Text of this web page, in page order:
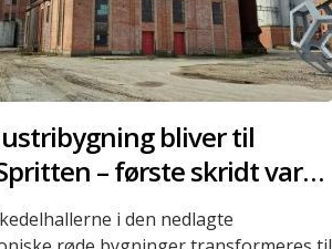
bliver til
– første skridt var
grundforstærkning
i den nedlagte